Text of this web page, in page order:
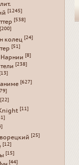
[1245]
[538]
[200]
колец [24]
[51]
[8]
[238]
[13]
[627]
[22]
[11]
[25]
[12]
[15]
[44]